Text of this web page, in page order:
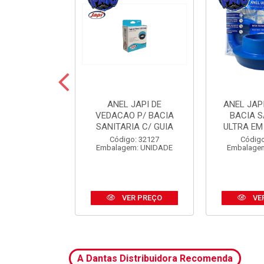
ANEL JAPI DE
VEDACAO P/ BACIA
SANITARIA C/ GUIA
Código: 32127
Embalagem: UNIDADE
VER PREÇO
ANEL
BACIA
ULTRA
A Dantas Distribuidora Recomenda